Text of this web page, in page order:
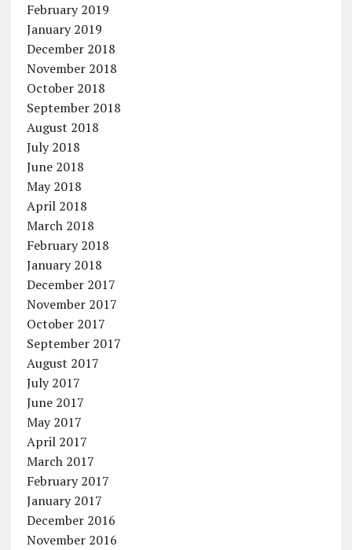
February 2019
January 2019
December 2018
November 2018
October 2018
September 2018
August 2018
July 2018
June 2018
May 2018
April 2018
March 2018
February 2018
January 2018
December 2017
November 2017
October 2017
September 2017
August 2017
July 2017
June 2017
May 2017
April 2017
March 2017
February 2017
January 2017
December 2016
November 2016